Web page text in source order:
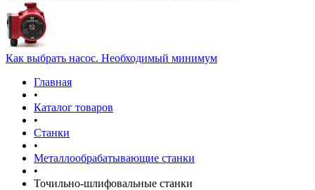
Как выбрать насос. Необходимый минимум
Главная
•
Каталог товаров
•
Станки
•
Металлообрабатывающие станки
•
Точильно-шлифовальные станки